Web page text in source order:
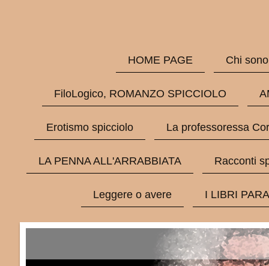
HOME PAGE Chi sono
FiloLogico, ROMANZO SPICCIOLO
Erotismo spicciolo La professoressa
LA PENNA ALL'ARRABBIATA Racconti
Leggere o avere I LIBRI